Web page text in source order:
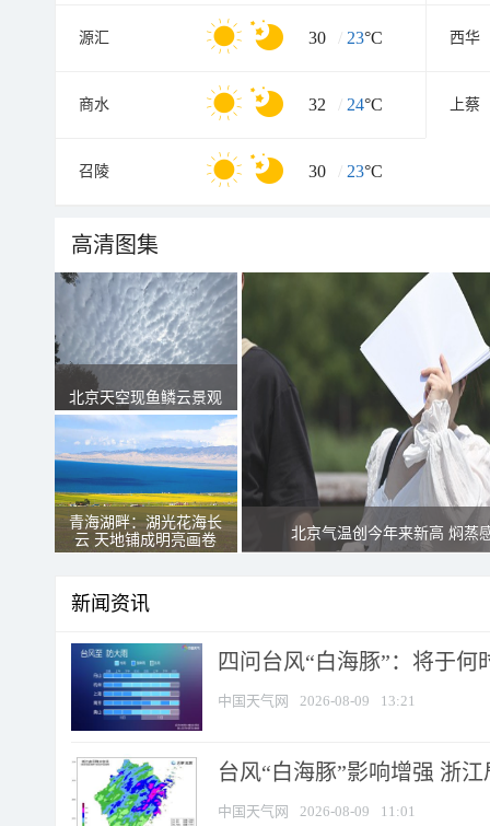
源汇 30 / 23°C 西华
商水 32 / 24°C 上蔡
召陵 30 / 23°C
高清图集
北京天空现鱼鳞云景观
青海湖畔：湖光花海长
云 天地铺成明亮画卷
北京气温创今年来新高 焖蒸
新闻资讯
四问台风“白海豚”：将于
中国天气网 2026-08-09 13:21
台风“白海豚”影响增强 浙
中国天气网 2026-08-09 11:01